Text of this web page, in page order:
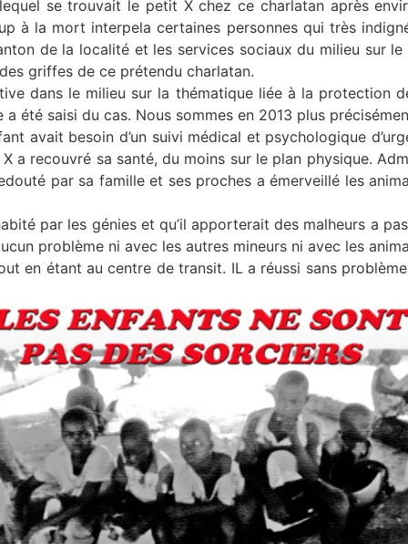
se trouvait le petit X chez ce charlatan après
à la mort interpela certaines personnes qui très
de la localité et les services sociaux du milieu sur
griffes de ce prétendu charlatan.
dans le milieu sur la thématique liée à la protection
été saisi du cas. Nous sommes en 2013 plus
avait besoin d’un suivi médical et psychologique
a recouvré sa santé, du moins sur le plan physique.
par sa famille et ses proches a émerveillé les
par les génies et qu’il apporterait des malheurs a
problème ni avec les autres mineurs ni avec les
en étant au centre de transit. IL a réussi sans